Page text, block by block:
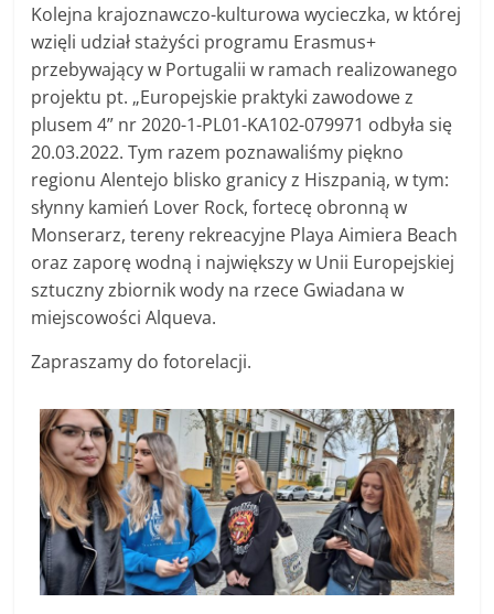
Kolejna krajoznawczo-kulturowa wycieczka, w której
wzięli udział stażyści programu Erasmus+
przebywający w Portugalii w ramach realizowanego
projektu pt. „Europejskie praktyki zawodowe z
plusem 4” nr 2020-1-PL01-KA102-079971 odbyła się
20.03.2022. Tym razem poznawaliśmy piękno
regionu Alentejo blisko granicy z Hiszpanią, w tym:
słynny kamień Lover Rock, fortecę obronną w
Monserarz, tereny rekreacyjne Playa Aimiera Beach
oraz zaporę wodną i największy w Unii Europejskiej
sztuczny zbiornik wody na rzece Gwiadana w
miejscowości Alqueva.
Zapraszamy do fotorelacji.